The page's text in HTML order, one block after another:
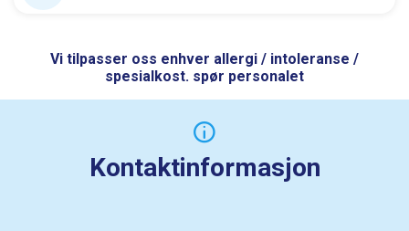
Vi tilpasser oss enhver allergi / intoleranse /
spesialkost. spør personalet
Kontaktinformasjon